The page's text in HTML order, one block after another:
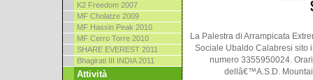
K2 Freedom 2007
MF Cholatze 2009
MF Hassin Peak 2010
MF Cerro Torre 2010
SHARE EVEREST 2011
Bhagirati III INDIA 2011
Attività
La Palestra di Arrampicata
Sociale Ubaldo Calabresi sito
numero 3355950024.
dellâ€™A.S.D.